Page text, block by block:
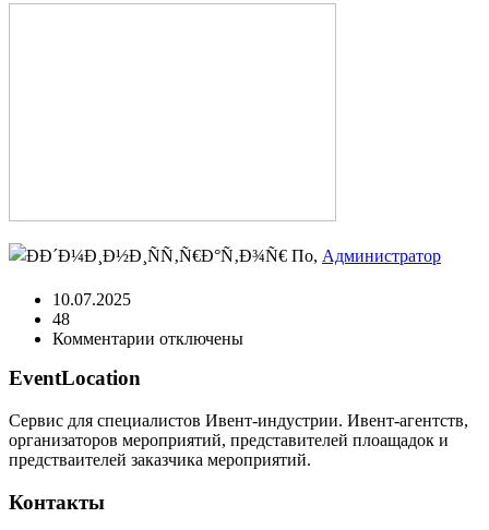
По, Администратор
10.07.2025
48
Комментарии котключены
EventLocation
Сервис для специалистов Ивент-индустрии. Ивент-агентств,
организаторов мероприятий, представителей плоащадок и
предстваителей заказчика мероприятий.
Контакты